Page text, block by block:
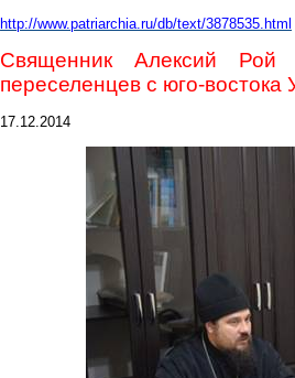
http://www.patriarchia.ru/db/text/3878535.html
Священник Алексий Рой
переселенцев с юго-востока
17.12.2014